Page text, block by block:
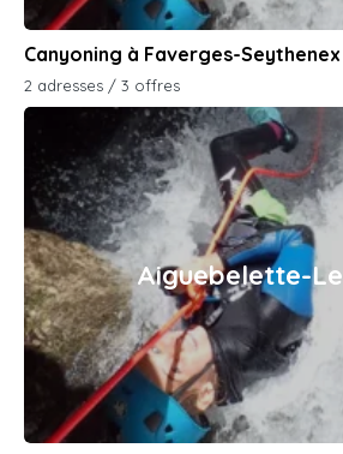
Canyoning à Faverges-Seythenex
2 adresses / 3 offres
Aiguebelette-